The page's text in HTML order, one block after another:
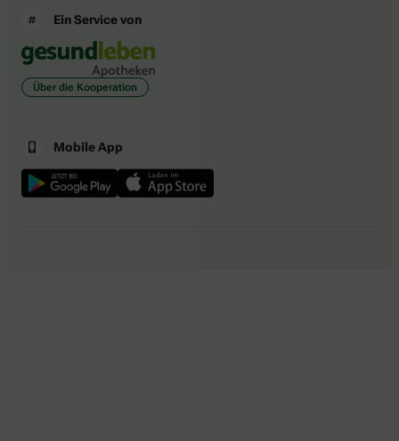
Ein Service von
Über die Kooperation
Mobile App